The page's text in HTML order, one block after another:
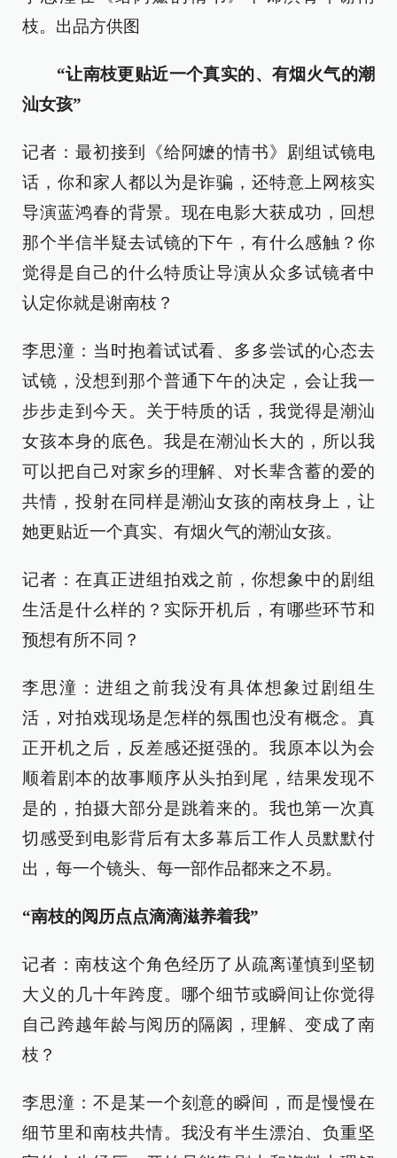
枝。出品方供图
“让南枝更贴近一个真实的、有烟火气的潮
汕女孩”
记者：最初接到《给阿嬷的情书》剧组试镜电
话，你和家人都以为是诈骗，还特意上网核实
导演蓝鸿春的背景。现在电影大获成功，回想
那个半信半疑去试镜的下午，有什么感触？你
觉得是自己的什么特质让导演从众多试镜者中
认定你就是谢南枝？
李思潼：当时抱着试试看、多多尝试的心态去
试镜，没想到那个普通下午的决定，会让我一
步步走到今天。关于特质的话，我觉得是潮汕
女孩本身的底色。我是在潮汕长大的，所以我
可以把自己对家乡的理解、对长辈含蓄的爱的
共情，投射在同样是潮汕女孩的南枝身上，让
她更贴近一个真实、有烟火气的潮汕女孩。
记者：在真正进组拍戏之前，你想象中的剧组
生活是什么样的？实际开机后，有哪些环节和
预想有所不同？
李思潼：进组之前我没有具体想象过剧组生
活，对拍戏现场是怎样的氛围也没有概念。真
正开机之后，反差感还挺强的。我原本以为会
顺着剧本的故事顺序从头拍到尾，结果发现不
是的，拍摄大部分是跳着来的。我也第一次真
切感受到电影背后有太多幕后工作人员默默付
出，每一个镜头、每一部作品都来之不易。
“南枝的阅历点点滴滴滋养着我”
记者：南枝这个角色经历了从疏离谨慎到坚韧
大义的几十年跨度。哪个细节或瞬间让你觉得
自己跨越年龄与阅历的隔阂，理解、变成了南
枝？
李思潼：不是某一个刻意的瞬间，而是慢慢在
细节里和南枝共情。我没有半生漂泊、负重坚